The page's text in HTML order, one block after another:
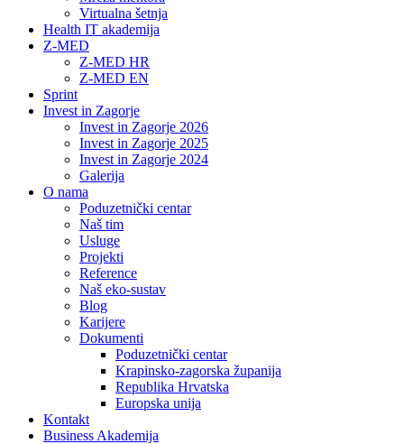
Virtualna šetnja
Health IT akademija
Z-MED
Z-MED HR
Z-MED EN
Sprint
Invest in Zagorje
Invest in Zagorje 2026
Invest in Zagorje 2025
Invest in Zagorje 2024
Galerija
O nama
Poduzetnički centar
Naš tim
Usluge
Projekti
Reference
Naš eko-sustav
Blog
Karijere
Dokumenti
Poduzetnički centar
Krapinsko-zagorska županija
Republika Hrvatska
Europska unija
Kontakt
Business Akademija